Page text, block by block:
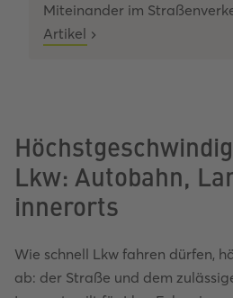
Miteinander im
Artikel
Lkw: Autobahn,
innerorts
Wie schnell Lkw fahren dürfen,
ab: der Straße und dem